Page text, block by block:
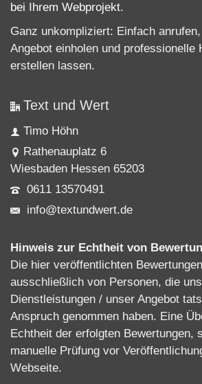
bei Ihrem Webprojekt.
Ganz unkompliziert: Einfach
Angebot einholen und professionelle
erstellen lassen.
Text und Wert
Timo Höhn
Rathenauplatz 6
Wiesbaden Hessen 65203
0611 13570491
info@textundwert.de
Hinweis zur Echtheit von
Die hier veröffentlichten
ausschließlich von Personen, die
Dienstleistungen / unser Angebot
Anspruch genommen haben. Eine
Echtheit der erfolgten Bewertungen,
manuelle Prüfung vor
Webseite.